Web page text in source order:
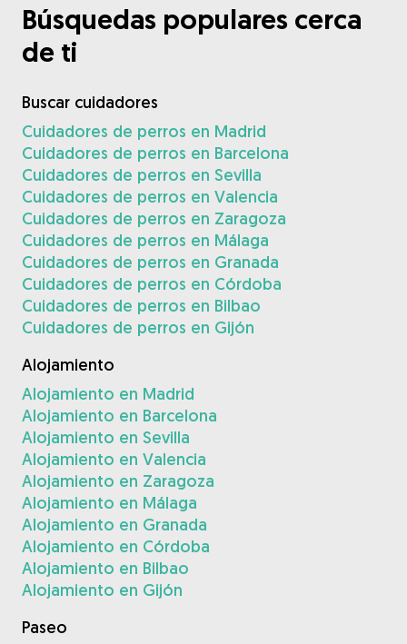
Búsquedas populares cerca
de ti
Buscar cuidadores
Cuidadores de perros en Madrid
Cuidadores de perros en Barcelona
Cuidadores de perros en Sevilla
Cuidadores de perros en Valencia
Cuidadores de perros en Zaragoza
Cuidadores de perros en Málaga
Cuidadores de perros en Granada
Cuidadores de perros en Córdoba
Cuidadores de perros en Bilbao
Cuidadores de perros en Gijón
Alojamiento
Alojamiento en Madrid
Alojamiento en Barcelona
Alojamiento en Sevilla
Alojamiento en Valencia
Alojamiento en Zaragoza
Alojamiento en Málaga
Alojamiento en Granada
Alojamiento en Córdoba
Alojamiento en Bilbao
Alojamiento en Gijón
Paseo